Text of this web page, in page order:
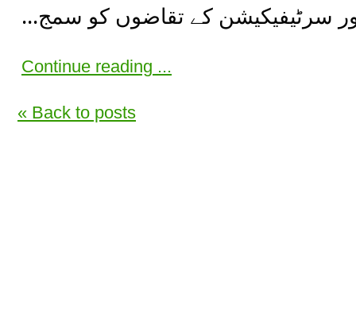
Continue reading ...
« Back to posts